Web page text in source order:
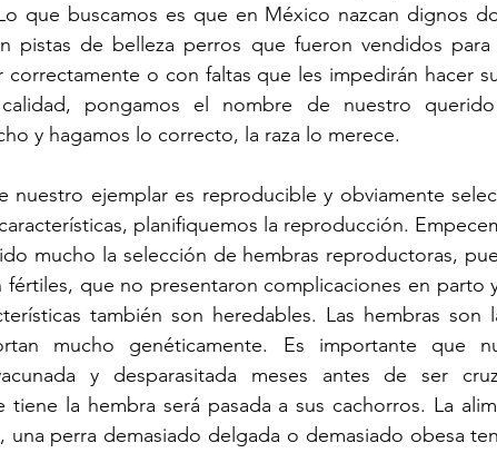
que buscamos es que en México nazcan dignos
pistas de belleza perros que fueron vendidos
correctamente o con faltas que les impedirán hacer
calidad, pongamos el nombre de nuestro
y hagamos lo correcto, la raza lo merece.
nuestro ejemplar es reproducible y obviamente
planifiquemos la reproducción.
mucho la selección de hembras reproductoras,
fértiles, que no presentaron complicaciones en parto
también son heredables. Las hembras son
mucho genéticamente. Es importante que
y desparasitada meses antes de ser
tiene la hembra será pasada a sus cachorros. La
una perra demasiado delgada o demasiado obesa